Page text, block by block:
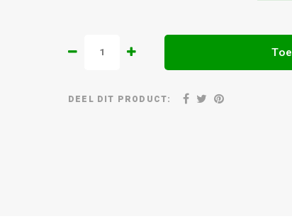
DEEL DIT PRODUCT: